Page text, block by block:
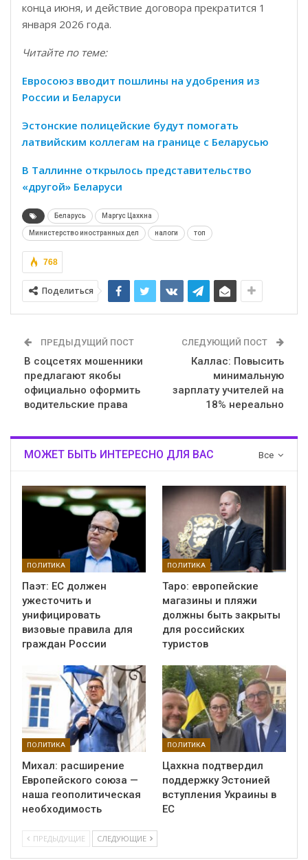
конца июня, и действие договора прекратится 1
января 2026 года.
Читайте по теме:
Евросоюз вводит пошлины на удобрения из
России и Беларуси
Эстонские полицейские будут помогать
латвийским коллегам на границе с Беларусью
В Таллинне открылось представительство
«другой» Беларуси
Беларусь Маргус Цахкна
Министерство иностранных дел налоги топ
768
Поделиться
ПРЕДЫДУЩИЙ ПОСТ
В соцсетях мошенники
предлагают якобы
официально оформить
водительские права
СЛЕДУЮЩИЙ ПОСТ
Каллас: Повысить
минимальную
зарплату учителей на
18% нереально
Все
МОЖЕТ БЫТЬ ИНТЕРЕСНО ДЛЯ ВАС
ПОЛИТИКА
Паэт: ЕС должен
ужесточить и
унифицировать
визовые правила для
граждан России
ПОЛИТИКА
Таро: европейские
магазины и пляжи
должны быть закрыты
для российских
туристов
ПОЛИТИКА
Михал: расширение
Европейского союза —
наша геополитическая
необходимость
ПОЛИТИКА
Цахкна подтвердил
поддержку Эстонией
вступления Украины в
ЕС
ПРЕДЫДУЩИЕ СЛЕДУЮЩИЕ